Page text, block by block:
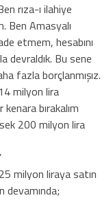
rıza-ı ilahiye
Ben Amasyalı
etmem, hesabını
devraldık. Bu sene
fazla borçlanmışız.
milyon lira
bırakalım
200 milyon lira
milyon liraya satın
devamında;